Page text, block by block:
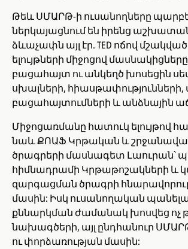
Թեև ՍՄԱՐԹ-ի ուսանողները
ներկայացնում են իրենց
ձևաչափն այլ էր. TED ոճով
ելույթների միջոցով
բացահայտ ու անկեղծ խոսեցին
սխալների,
բացահայտումների և անձնային
Միջոցառմանը հատուկ ելույթով
նաև ՔՈԱՖ Կրթական և
ծրագրերի մասնագետ Լաուրան՝
հիմնադրամի Կրթաթոշակների և
զարգացման ծրագրի
մասին: Իսկ ուսանողական
քննարկման ժամանակ խոսվեց ոչ
նախագծերի, այլ ընդհանուր
ու փորձառության մասին: